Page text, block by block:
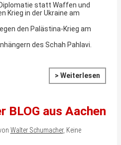
statt Waffen und
Krieg in der Ukraine am
den Palästina-Krieg am
des Schah Pahlavi.
> Weiterlesen
BLOG aus Aachen
Walter Schumacher, Keine